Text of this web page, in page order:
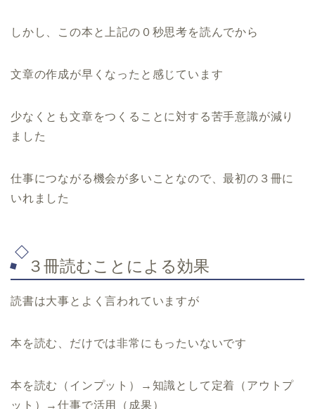
しかし、この本と上記の０秒思考を読んでから
文章の作成が早くなったと感じています
少なくとも文章をつくることに対する苦手意識が減り
ました
仕事につながる機会が多いことなので、最初の３冊に
いれました
３冊読むことによる効果
読書は大事とよく言われていますが
本を読む、だけでは非常にもったいないです
本を読む（インプット）→知識として定着（アウトプ
ット）→仕事で活用（成果）